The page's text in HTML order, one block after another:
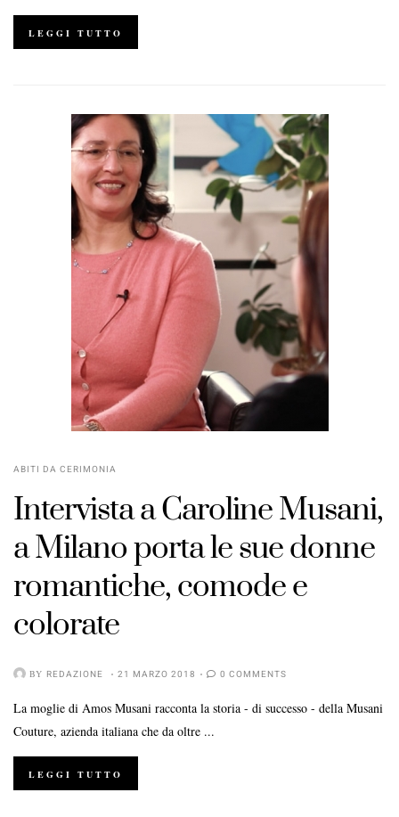
LEGGI TUTTO
ABITI DA CERIMONIA
Intervista a Caroline Musani,
a Milano porta le sue donne
romantiche, comode e
colorate
BY REDAZIONE 21 MARZO 2018 0 COMMENTS
La moglie di Amos Musani racconta la storia - di successo - della Musani
Couture, azienda italiana che da oltre ...
LEGGI TUTTO